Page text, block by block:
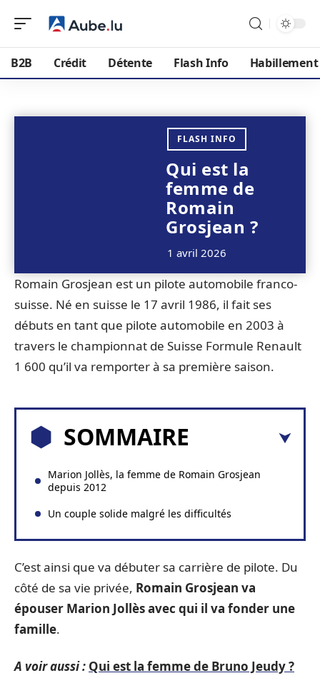
B2B Crédit Détente Flash Info Habillement
FLASH INFO
Qui est la
femme de
Romain
Grosjean ?
1 avril 2026
Romain Grosjean est un pilote automobile franco-
suisse. Né en suisse le 17 avril 1986, il fait ses
débuts en tant que pilote automobile en 2003 à
travers le championnat de Suisse Formule Renault
1 600 qu’il va remporter à sa première saison.
SOMMAIRE
Marion Jollès, la femme de Romain Grosjean
depuis 2012
Un couple solide malgré les difficultés
C’est ainsi que va débuter sa carrière de pilote. Du
côté de sa vie privée, Romain Grosjean va
épouser Marion Jollès avec qui il va fonder une
famille.
A voir aussi : Qui est la femme de Bruno Jeudy ?